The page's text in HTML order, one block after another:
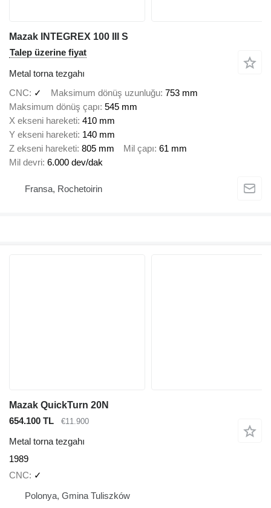
Mazak INTEGREX 100 III S
Talep üzerine fiyat
Metal torna tezgahı
CNC
✓ Maksimum dönüş uzunluğu 753 mm
Maksimum dönüş çapı 545 mm
X ekseni hareketi 410 mm
Y ekseni hareketi 140 mm
Z ekseni hareketi 805 mm Mil çapı 61 mm
Mil devri 6.000 dev/dak
Fransa, Rochetoirin
Mazak QuickTurn 20N
654.100 TL
€11.900
Metal torna tezgahı
1989
CNC
✓
Polonya, Gmina Tuliszków